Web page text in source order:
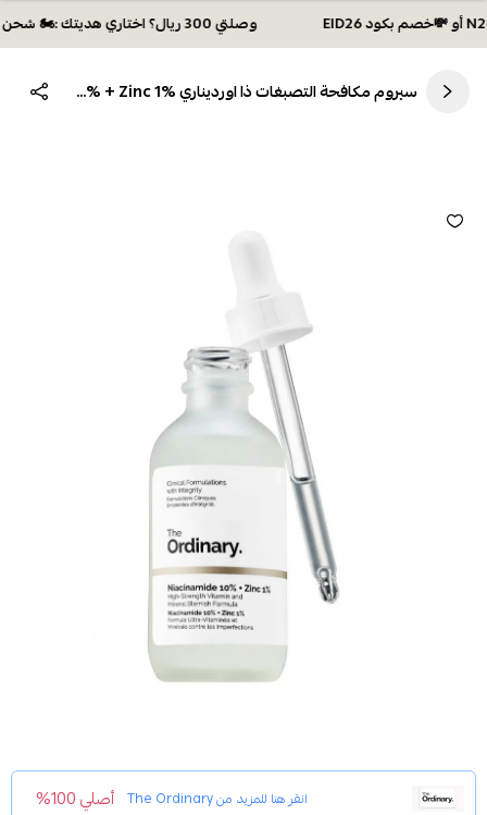
وصلتي 300 ريال؟ اختاري هديتك :🏍 شحن مجاني بكود N28 أو 💸خصم بكود EID26
سيروم مكافحة التصبغات ذا اورديناري Niacinamide 10% + Zinc 1% -
انقر هنا للمزيد منThe Ordinary أصلي 100%